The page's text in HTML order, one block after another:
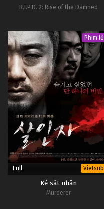
R.I.P.D. 2: Rise of the Damned
Phim lẻ
Full Vietsub
Kẻ sát nhân
Murderer